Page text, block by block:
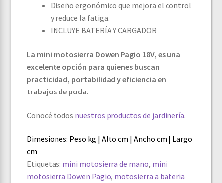
Diseño ergonómico que mejora el control
y reduce la fatiga.
INCLUYE BATERÍA Y CARGADOR
La mini motosierra Dowen Pagio 18V, es una
excelente opción para quienes buscan
practicidad, portabilidad y eficiencia en
trabajos de poda.
Conocé todos nuestros productos de jardinería.
Dimesiones: Peso kg | Alto cm | Ancho cm | Largo
cm
Etiquetas: mini motosierra de mano, mini
motosierra Dowen Pagio, motosierra a bateria